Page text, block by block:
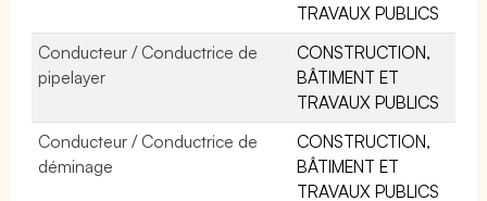
TRAVAUX PUBLICS
Conducteur / Conductrice de
pipelayer
CONSTRUCTION,
BÂTIMENT ET
TRAVAUX PUBLICS
Conducteur / Conductrice de
déminage
CONSTRUCTION,
BÂTIMENT ET
TRAVAUX PUBLICS